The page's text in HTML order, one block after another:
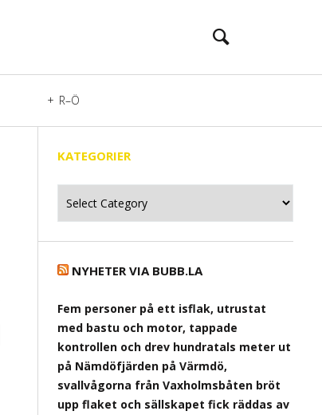
R–Ö
KATEGORIER
NYHETER VIA BUBB.LA
Fem personer på ett isflak, utrustat
med bastu och motor, tappade
kontrollen och drev hundratals meter ut
på Nämdöfjärden på Värmdö,
svallvågorna från Vaxholmsbåten bröt
upp flaket och sällskapet fick räddas av